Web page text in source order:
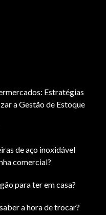
Estratégias
a Gestão de Estoque
de aço inoxidável
comercial?
para ter em casa?
a hora de trocar?